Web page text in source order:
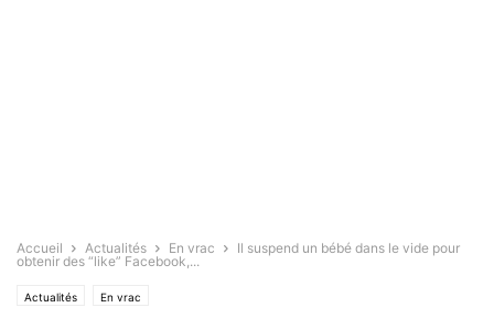
Accueil Actualités En vrac
Il suspend un bébé dans le vide pour
obtenir des “like” Facebook,...
Actualités En vrac